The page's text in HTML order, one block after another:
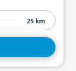
25 km